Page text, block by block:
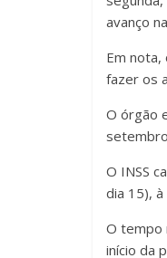
avanço
Em nota,
fazer os
O órgão
O INSS
dia 15),
O tempo
início da